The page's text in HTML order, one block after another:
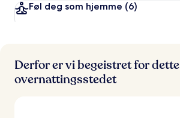
i
e
Føl deg som hjemme (6)
Derfor er vi begeistret for dette
overnattingsstedet